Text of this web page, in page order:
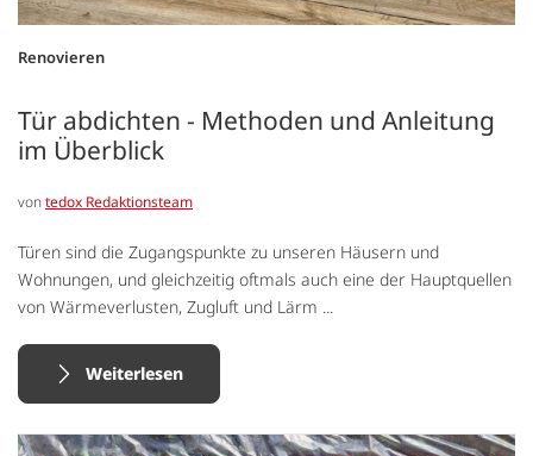
Renovieren
Tür abdichten - Methoden und Anleitung
im Überblick
vontedox Redaktionsteam
Türen sind die Zugangspunkte zu unseren Häusern und
Wohnungen, und gleichzeitig oftmals auch eine der Hauptquellen
von Wärmeverlusten, Zugluft und Lärm ...
Weiterlesen